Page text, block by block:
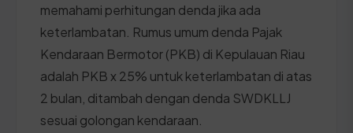
memahami perhitungan denda jika ada
keterlambatan. Rumus umum denda Pajak
Kendaraan Bermotor (PKB) di Kepulauan Riau
adalah PKB x 25% untuk keterlambatan di atas
2 bulan, ditambah dengan denda SWDKLLJ
sesuai golongan kendaraan.